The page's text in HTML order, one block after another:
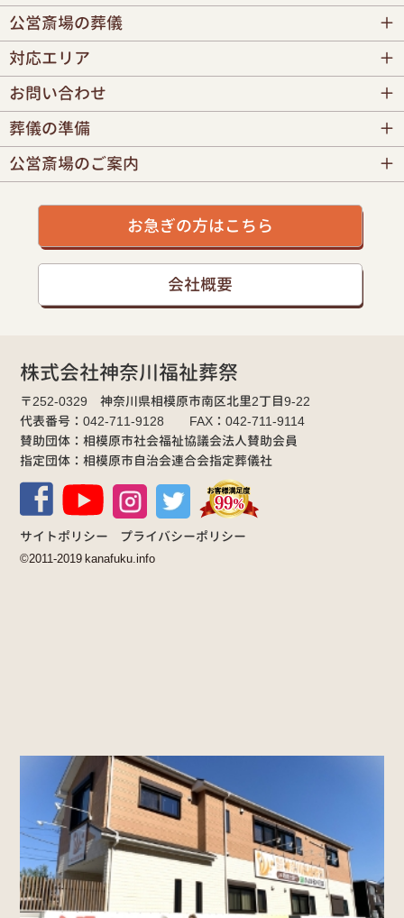
公営斎場の葬儀
対応エリア
お問い合わせ
葬儀の準備
公営斎場のご案内
お急ぎの方はこちら
会社概要
株式会社神奈川福祉葬祭
〒252-0329 神奈川県相模原市南区北里2丁目9-22
代表番号：042-711-9128 FAX：042-711-9114
賛助団体：相模原市社会福祉協議会法人賛助会員
指定団体：相模原市自治会連合会指定葬儀社
サイトポリシー プライバシーポリシー
©2011-2019 kanafuku.info